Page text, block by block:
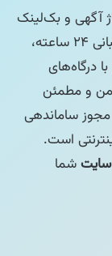
آگهی و بک‌لینک
از معتبرترین سایت‌های ایرانی است. با پشتیبانی ۲۴ ساعته،
درگاه‌های
و مطمئن
مجوز ساماندهی
است.
سایتشما